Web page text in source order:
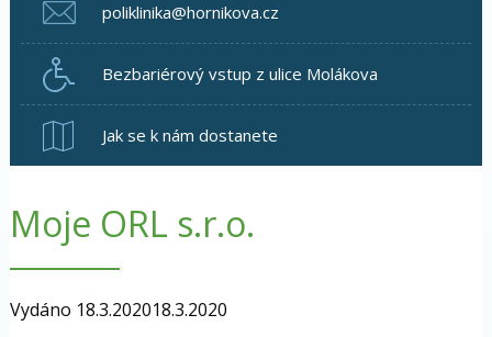
poliklinika@hornikova.cz
Bezbariérový vstup z ulice Molákova
Jak se k nám dostanete
Moje ORL s.r.o.
Vydáno 18.3.202018.3.2020